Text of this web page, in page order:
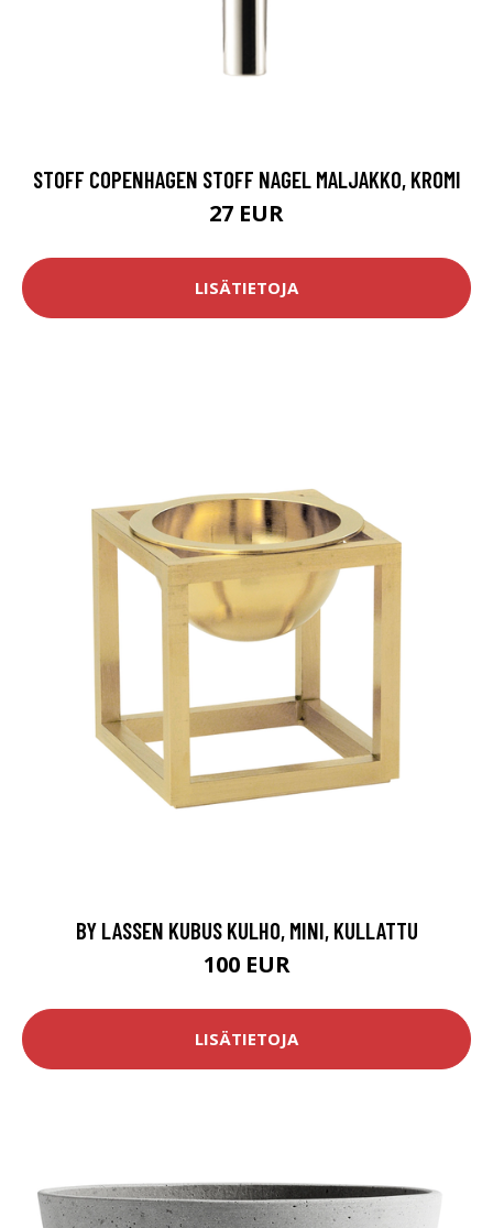
STOFF COPENHAGEN STOFF NAGEL MALJAKKO, KROMI
27 EUR
LISÄTIETOJA
BY LASSEN KUBUS KULHO, MINI, KULLATTU
100 EUR
LISÄTIETOJA